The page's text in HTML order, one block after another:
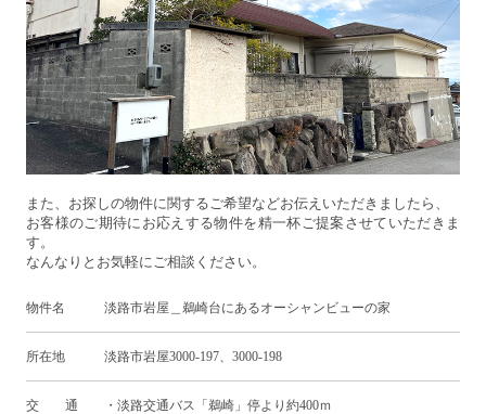
また、お探しの物件に関するご希望などお伝えいただきましたら、
お客様のご期待にお応えする物件を精一杯ご提案させていただきま
す。
なんなりとお気軽にご相談ください。
物件名 淡路市岩屋＿鵜崎台にあるオーシャンビューの家
所在地 淡路市岩屋3000-197、3000-198
交 通 ・淡路交通バス「鵜崎」停より約400ｍ